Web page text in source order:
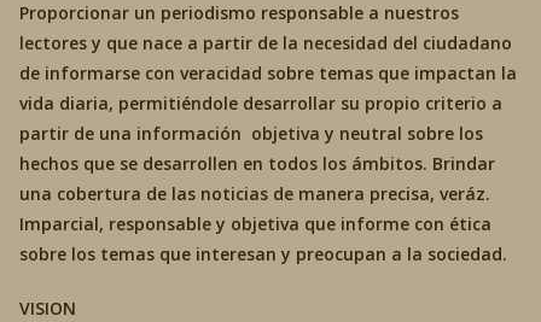
Proporcionar un periodismo responsable a nuestros
lectores y que nace a partir de la necesidad del ciudadano
de informarse con veracidad sobre temas que impactan la
vida diaria, permitiéndole desarrollar su propio criterio a
partir de una información objetiva y neutral sobre los
hechos que se desarrollen en todos los ámbitos. Brindar
una cobertura de las noticias de manera precisa, veráz.
Imparcial, responsable y objetiva que informe con ética
sobre los temas que interesan y preocupan a la sociedad.
VISION